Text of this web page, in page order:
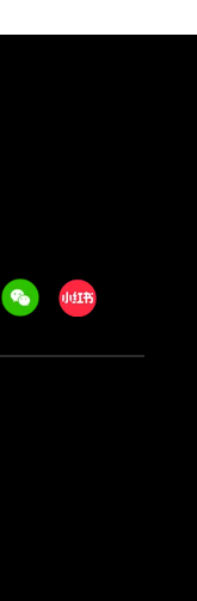
WeechatXiaohongshu/